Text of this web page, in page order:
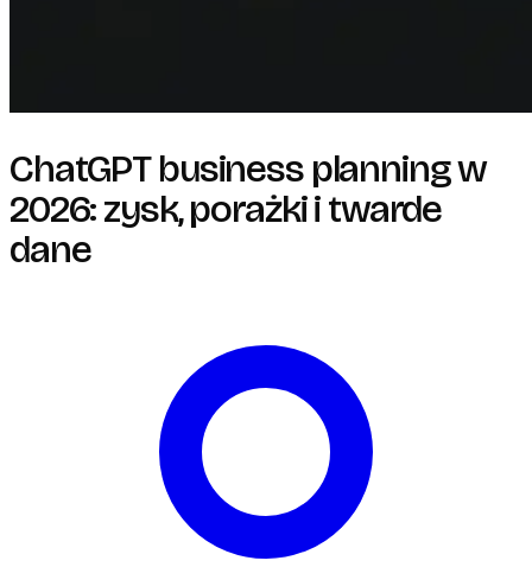
ChatGPT business planning w
2026: zysk, porażki i twarde
dane